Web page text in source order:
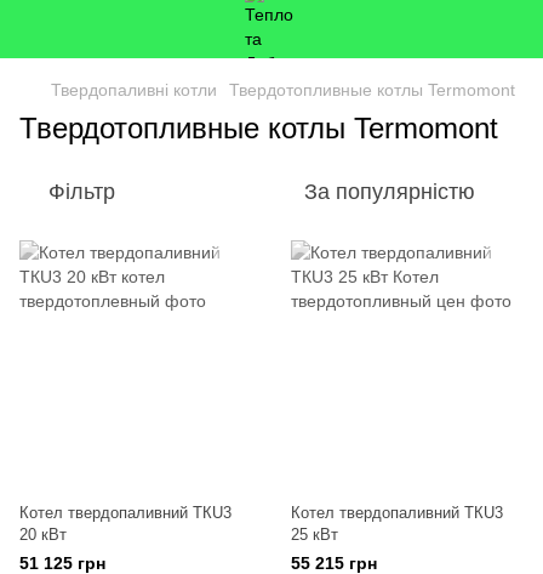
Твердопаливні котли Твердотопливные котлы Termomont
Твердотопливные котлы Termomont
Фільтр За популярністю
Котел твердопаливний ТКU3
20 кВт
51 125 грн
Котел твердопаливний ТКU3
25 кВт
55 215 грн